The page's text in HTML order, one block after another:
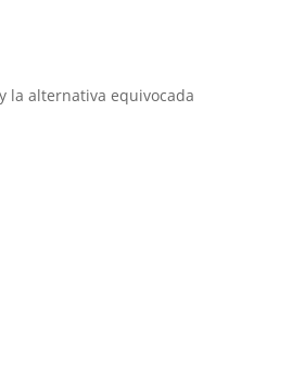
la alternativa equivocada